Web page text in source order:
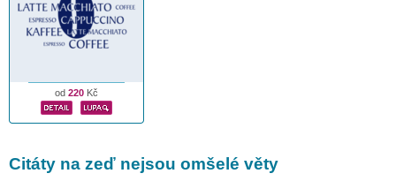
od 220 Kč
Citáty na zeď nejsou omšelé věty